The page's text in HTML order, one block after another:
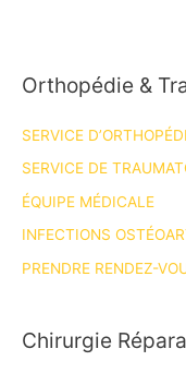
Orthopédie &
SERVICE
SERVICE DE
ÉQUIPE MÉDICALE
INFECTIONS
PRENDRE RENDEZ-
Chirurgie